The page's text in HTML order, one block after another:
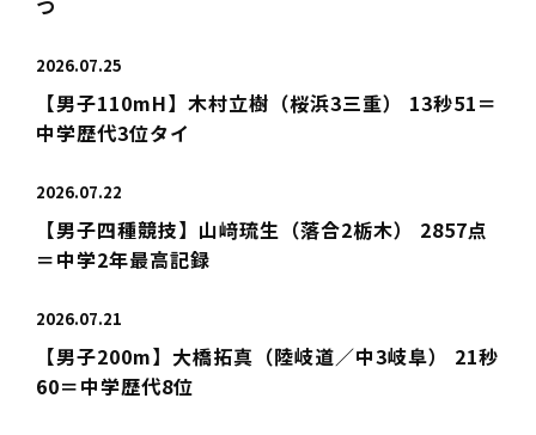
つ
2026.07.25
【男子110mH】木村立樹（桜浜3三重） 13秒51＝
中学歴代3位タイ
2026.07.22
【男子四種競技】山﨑琉生（落合2栃木） 2857点
＝中学2年最高記録
2026.07.21
【男子200m】大橋拓真（陸岐道／中3岐阜） 21秒
60＝中学歴代8位